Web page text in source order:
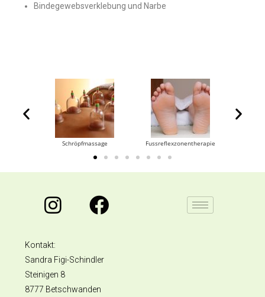
Bindegewebsverklebung und Narbe
Schröpfmassage Fussreflexzonentherapie
Kontakt:
Sandra Figi-Schindler
Steinigen 8
8777 Betschwanden